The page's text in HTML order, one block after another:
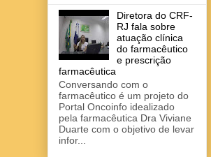
Diretora do CRF-
RJ fala sobre
atuação clínica
do farmacêutico
e prescrição
farmacêutica
Conversando com o
farmacêutico é um projeto do
Portal Oncoinfo idealizado
pela farmacêutica Dra Viviane
Duarte com o objetivo de levar
infor...